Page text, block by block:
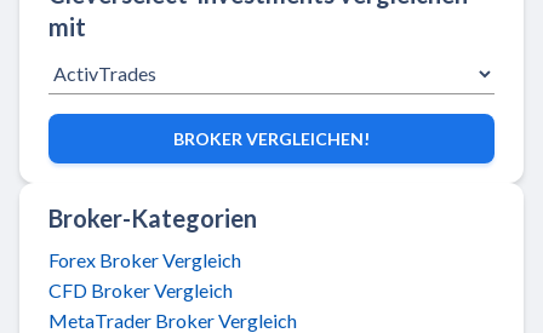
mit
BROKER VERGLEICHEN!
Broker-Kategorien
Forex Broker Vergleich
CFD Broker Vergleich
MetaTrader Broker Vergleich